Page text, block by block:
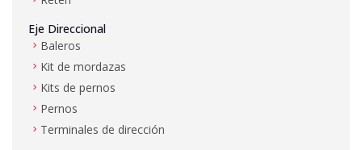
Eje Direccional
Baleros
Kit de mordazas
Kits de pernos
Pernos
Terminales de dirección